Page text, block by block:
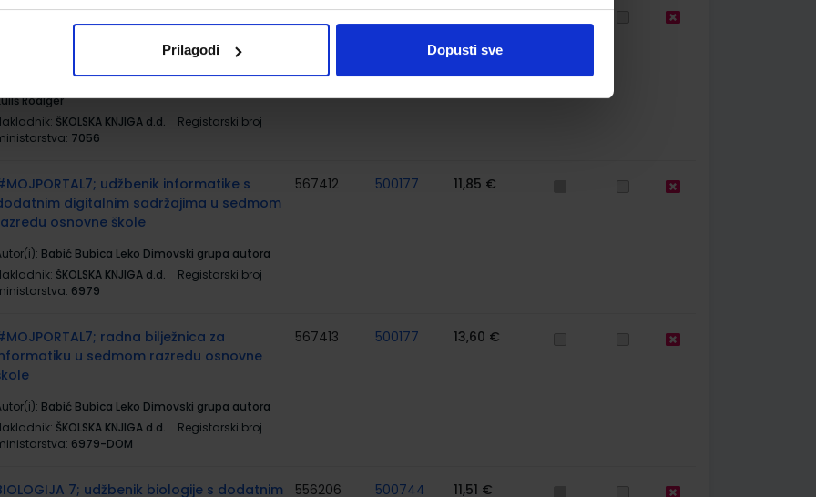
Prilagodi Dopusti sve
7; komplet 1. i 2. dio, udžbenik
osnovne škole sa zadatcima za rješavanje
Rodiger
ŠKOLSKA KNJIGA d.d.
Registarski broj
7056
567403 500175 23,70 €
udžbenik informatike s
digitalnim sadržajima u sedmom
osnovne škole
Babić Bubica Leko Dimovski grupa autora
ŠKOLSKA KNJIGA d.d.
Registarski broj
6979
567412 500177 11,85 €
radna bilježnica za
u sedmom razredu osnovne
Babić Bubica Leko Dimovski grupa autora
ŠKOLSKA KNJIGA d.d.
Registarski broj
6979-DOM
567413 500177 13,60 €
7; udžbenik biologije s dodatnim
556206 500744 11,51 €